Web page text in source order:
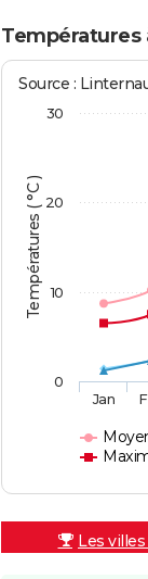
Températures
Températures ( °C )
Source :
Jan
0
10
20
30
Les